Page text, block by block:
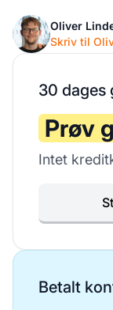
Oliver
Skriv til
30 dages
Prøv
Intet
Betalt